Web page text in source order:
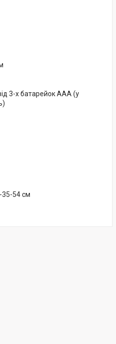
3-х батарейок ААА (у
35-54 см